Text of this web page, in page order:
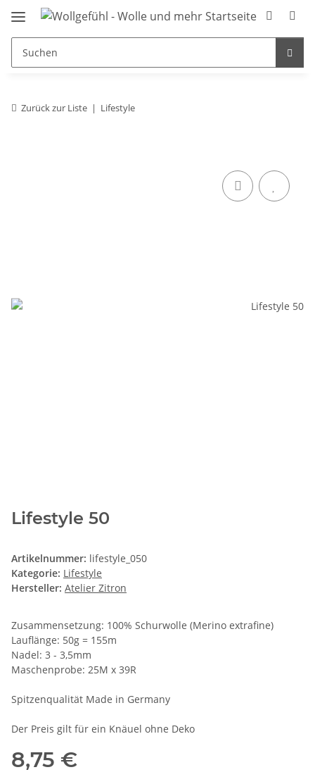
Zurück zur Liste Lifestyle
Lifestyle 50
Artikelnummer: lifestyle_050
Kategorie: Lifestyle
Hersteller: Atelier Zitron
Zusammensetzung: 100% Schurwolle (Merino extrafine)
Lauflänge: 50g = 155m
Nadel: 3 - 3,5mm
Maschenprobe: 25M x 39R
Spitzenqualität Made in Germany
Der Preis gilt für ein Knäuel ohne Deko
8,75 €